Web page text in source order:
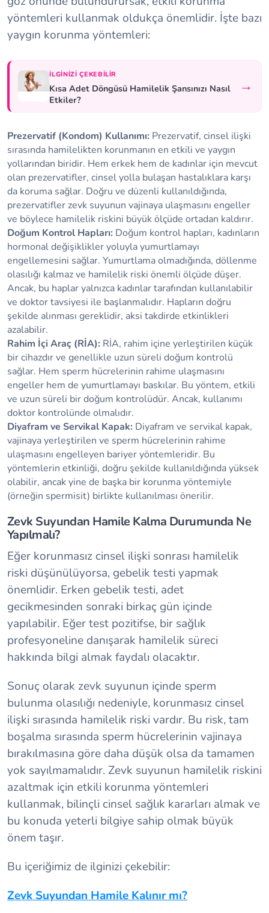
yöntemleri kullanmak oldukça önemlidir. İşte bazı
yaygın korunma yöntemleri:
İLGINIZI ÇEKEBILIR
Kısa Adet Döngüsü Hamilelik Şansınızı Nasıl
Etkiler?
→
Prezervatif (Kondom) Kullanımı: Prezervatif, cinsel ilişki
sırasında hamilelikten korunmanın en etkili ve yaygın
yollarından biridir. Hem erkek hem de kadınlar için mevcut
olan prezervatifler, cinsel yolla bulaşan hastalıklara karşı
da koruma sağlar. Doğru ve düzenli kullanıldığında,
prezervatifler zevk suyunun vajinaya ulaşmasını engeller
ve böylece hamilelik riskini büyük ölçüde ortadan kaldırır.
Doğum Kontrol Hapları: Doğum kontrol hapları, kadınların
hormonal değişiklikler yoluyla yumurtlamayı
engellemesini sağlar. Yumurtlama olmadığında, döllenme
olasılığı kalmaz ve hamilelik riski önemli ölçüde düşer.
Ancak, bu haplar yalnızca kadınlar tarafından kullanılabilir
ve doktor tavsiyesi ile başlanmalıdır. Hapların doğru
şekilde alınması gereklidir, aksi takdirde etkinlikleri
azalabilir.
Rahim İçi Araç (RİA): RİA, rahim içine yerleştirilen küçük
bir cihazdır ve genellikle uzun süreli doğum kontrolü
sağlar. Hem sperm hücrelerinin rahime ulaşmasını
engeller hem de yumurtlamayı baskılar. Bu yöntem, etkili
ve uzun süreli bir doğum kontrolüdür. Ancak, kullanımı
doktor kontrolünde olmalıdır.
Diyafram ve Servikal Kapak: Diyafram ve servikal kapak,
vajinaya yerleştirilen ve sperm hücrelerinin rahime
ulaşmasını engelleyen bariyer yöntemleridir. Bu
yöntemlerin etkinliği, doğru şekilde kullanıldığında yüksek
olabilir, ancak yine de başka bir korunma yöntemiyle
(örneğin spermisit) birlikte kullanılması önerilir.
Zevk Suyundan Hamile Kalma Durumunda Ne
Yapılmalı?
Eğer korunmasız cinsel ilişki sonrası hamilelik
riski düşünülüyorsa, gebelik testi yapmak
önemlidir. Erken gebelik testi, adet
gecikmesinden sonraki birkaç gün içinde
yapılabilir. Eğer test pozitifse, bir sağlık
profesyoneline danışarak hamilelik süreci
hakkında bilgi almak faydalı olacaktır.
Sonuç olarak zevk suyunun içinde sperm
bulunma olasılığı nedeniyle, korunmasız cinsel
ilişki sırasında hamilelik riski vardır. Bu risk, tam
boşalma sırasında sperm hücrelerinin vajinaya
bırakılmasına göre daha düşük olsa da tamamen
yok sayılmamalıdır. Zevk suyunun hamilelik riskini
azaltmak için etkili korunma yöntemleri
kullanmak, bilinçli cinsel sağlık kararları almak ve
bu konuda yeterli bilgiye sahip olmak büyük
önem taşır.
Bu içeriğimiz de ilginizi çekebilir:
Zevk Suyundan Hamile Kalınır mı?